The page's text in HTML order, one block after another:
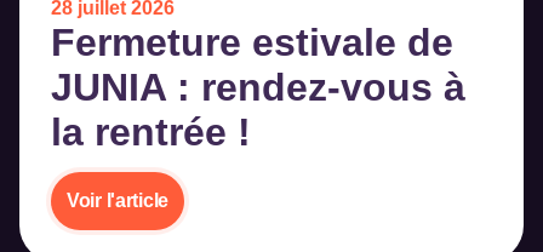
28 juillet 2026
Fermeture estivale de
JUNIA : rendez-vous à
la rentrée !
Voir l'article